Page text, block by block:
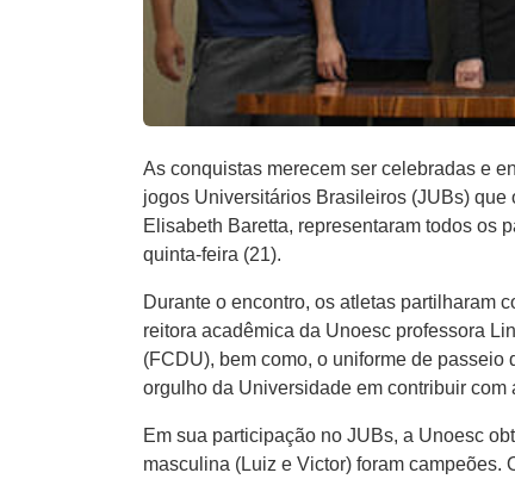
As conquistas merecem ser celebradas e
jogos Universitários Brasileiros (JUBs)
Elisabeth Baretta, representaram todos os
quinta-feira (21).
Durante o encontro, os atletas partilharam
reitora acadêmica da Unoesc professora
(FCDU), bem como, o uniforme de
orgulho da Universidade em contribuir com
Em sua participação no JUBs, a Unoesc
masculina (Luiz e Victor) foram campeões.